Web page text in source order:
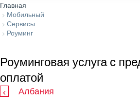
Главная
Мобильный
Сервисы
Роуминг
Роуминговая услуга с
оплатой
Албания